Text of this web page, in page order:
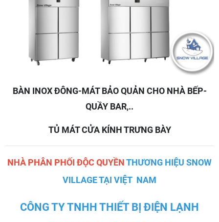
BÀN INOX ĐÔNG-MÁT BẢO QUẢN CHO NHÀ BẾP-
QUẦY BAR,..
TỦ MÁT CỬA KÍNH TRƯNG BÀY
NHÀ PHÂN PHỐI ĐỘC QUYỀNTHƯƠNG HIỆU SNOW
VILLAGE TẠI VIỆT NAM
CÔNG TY TNHH THIẾT BỊ ĐIỆN LẠNH